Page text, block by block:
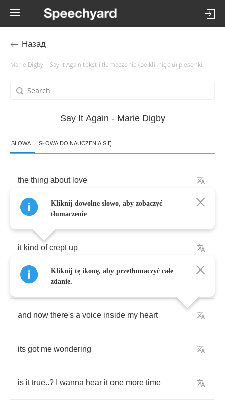
Назад
Marie Digby – Say It Again tekst i tłumaczenie (po kliknięciu) piosenki
Say It Again - Marie Digby
SŁOWA SŁOWA DO NAUCZENIA SIĘ
the thing about love
is i never saw it coming
it kind of crept up
and took me by
and now there's a voice inside my heart
its got me wondering
is it true..? wanna hear it one more time
Kliknij dowolne słowo, aby zobaczyć
tłumaczenie
Kliknij tę ikonę, aby przetłumaczyć całe
zdanie.